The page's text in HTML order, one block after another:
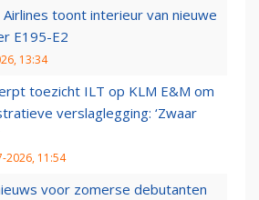
Airlines toont interieur van nieuwe
E195-E2
13:34
toezicht ILT op KLM E&M om
verslaglegging: ‘Zwaar
2026, 11:54
voor zomerse debutanten